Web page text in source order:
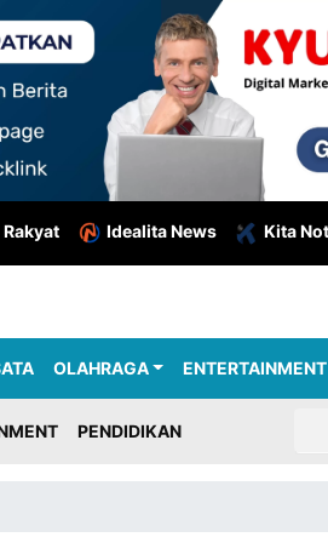
Idealita News Kita
OLAHRAGA ENTERTAINMENT
PENDIDIKAN